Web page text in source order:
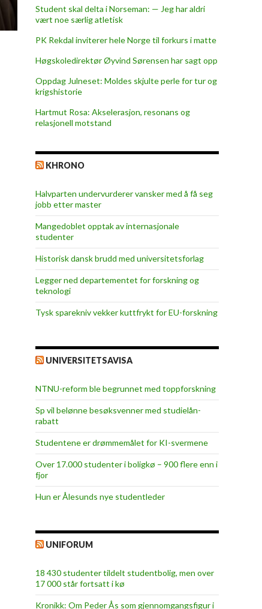
Student skal delta i Norseman: — Jeg har aldri
vært noe særlig atletisk
PK Rekdal inviterer hele Norge til forkurs i matte
Høgskoledirektør Øyvind Sørensen har sagt opp
Oppdag Julneset: Moldes skjulte perle for tur og
krigshistorie
Hartmut Rosa: Akselerasjon, resonans og
relasjonell motstand
KHRONO
Halvparten undervurderer vansker med å få seg
jobb etter master
Mangedoblet opptak av internasjonale
studenter
Historisk dansk brudd med universitetsforlag
Legger ned departementet for forskning og
teknologi
Tysk sparekniv vekker kuttfrykt for EU-forskning
UNIVERSITETSAVISA
NTNU-reform ble begrunnet med toppforskning
Sp vil belønne besøksvenner med studielån-
rabatt
Studentene er drømmemålet for KI-svermene
Over 17.000 studenter i boligkø – 900 flere enn i
fjor
Hun er Ålesunds nye studentleder
UNIFORUM
18 430 studenter tildelt studentbolig, men over
17 000 står fortsatt i kø
Kronikk: Om Peder Ås som gjennomgangsfigur i